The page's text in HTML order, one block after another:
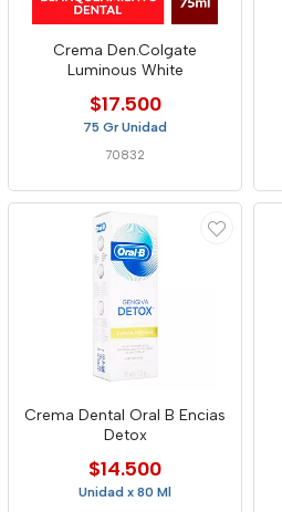
Crema Den.Colgate
Luminous White
$17.500
75 Gr Unidad
70832
Crema Dental Oral B Encias
Detox
$14.500
Unidad x 80 Ml